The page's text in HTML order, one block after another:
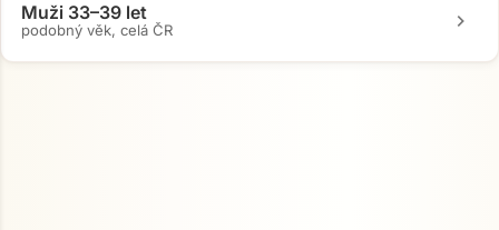
Muži 33–39 let
podobný věk, celá ČR chevron_right